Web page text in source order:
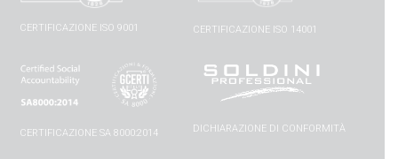
CERTIFICAZIONE ISO 9001 CERTIFICAZIONE ISO 14001
CERTIFICAZIONE SA 8000:2014 DICHIARAZIONE DI CONFORMITÀ